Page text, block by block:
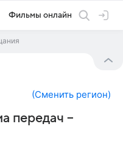
Фильмы онлайн
(Сменить регион)
передач –